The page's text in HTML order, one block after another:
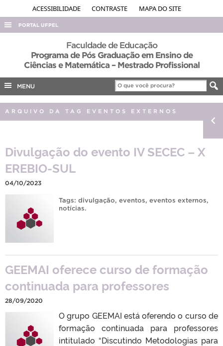
ACESSIBILIDADE CONTRASTE MAPA DO SITE
PORTAL UFPEL
ACESSO À INFORMAÇÃO
AUDITORIA
EDITAIS
PORTARIAS
Faculdade de Educação
Programa de Pós Graduação em Ensino de
Ciências e Matemática – Mestrado Profissional
MENU
ARQUIVO DA TAG EVENTOS EXTERNOS
Divulgação do evento IV SECEC – X
EREBIO-SUL
04/10/2023
Tags: divulgação, eventos, eventos externos,
notícias.
GEEMAI oferece curso de formação
continuada para professores
28/09/2020
O grupo GEEMAI está oferendo o curso de
formação continuada para professores
intitulado “Discutindo Metodologias para